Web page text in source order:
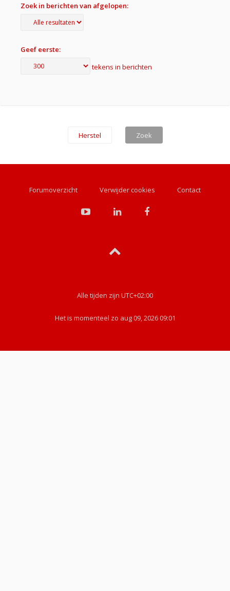
Zoek in berichten van afgelopen:
Geef eerste:
tekens in berichten
Forumoverzicht Verwijder cookies Contact
Alle tijden zijn UTC+02:00
Het is momenteel zo aug 09, 2026 09:01